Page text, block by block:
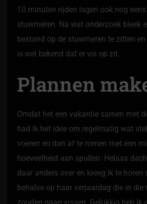
10 minuten rijden lagen ook nog
stuwmeren. Na wat onderzoek bleek
bestand op de stuwmeren te zitten
is wel bekend dat er vis op zit.
Plannen
Omdat het een vakantie samen met
had ik het idee om regelmatig wat
voeren en dan af te romen met een
hoeveelheid aan spullen. Helaas
daar anders over en kreeg ik te horen
behalve op haar verjaardag die in die